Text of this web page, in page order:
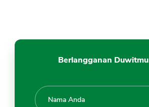
Berlangganan Duwitmu